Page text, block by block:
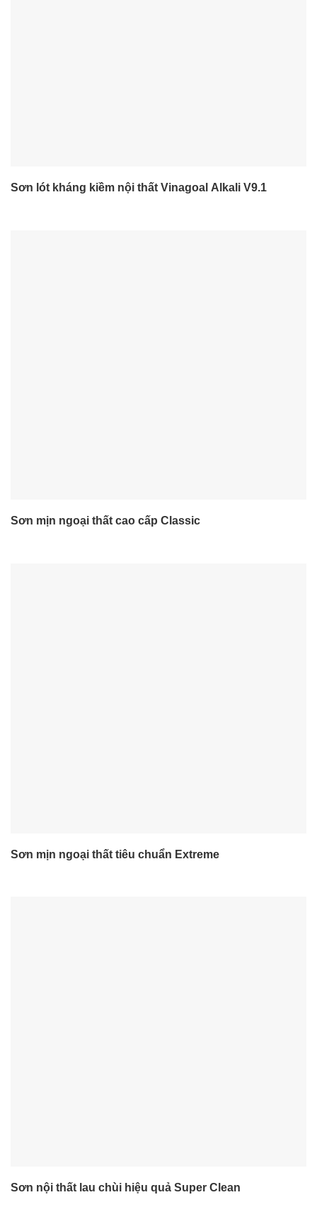
Sơn lót kháng kiềm nội thất Vinagoal Alkali V9.1
Sơn mịn ngoại thất cao cấp Classic
Sơn mịn ngoại thất tiêu chuẩn Extreme
Sơn nội thất lau chùi hiệu quả Super Clean